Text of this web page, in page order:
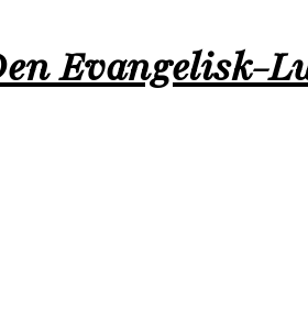
Evangelisk-